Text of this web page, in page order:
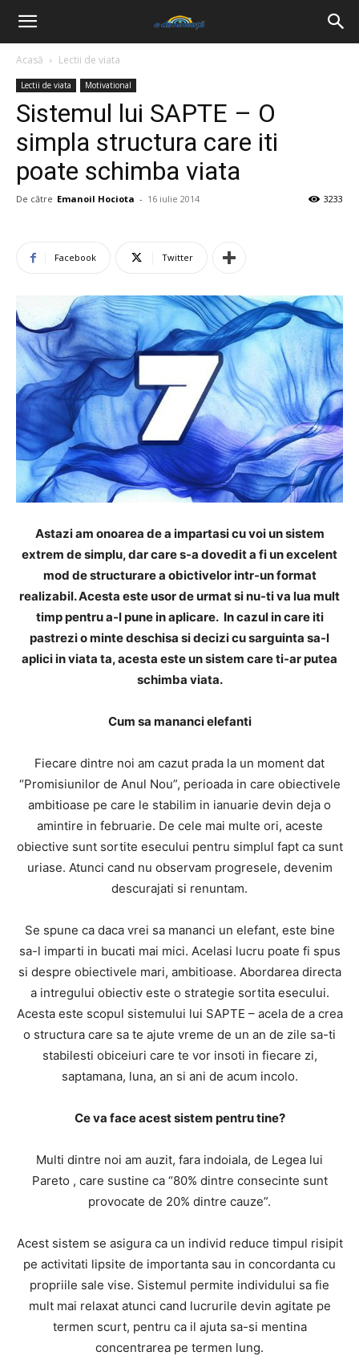
Acasă Lectii de viata
Lectii de viata Motivational
Sistemul lui SAPTE – O
simpla structura care iti
poate schimba viata
De către Emanoil Hociota - 16 iulie 2014 3233
Facebook Twitter
Astazi am onoarea de a impartasi cu voi un sistem
extrem de simplu, dar care s-a dovedit a fi un excelent
mod de structurare a obictivelor intr-un format
realizabil. Acesta este usor de urmat si nu-ti va lua mult
timp pentru a-l pune in aplicare. In cazul in care iti
pastrezi o minte deschisa si decizi cu sarguinta sa-l
aplici in viata ta, acesta este un sistem care ti-ar putea
schimba viata.
Cum sa mananci elefanti
Fiecare dintre noi am cazut prada la un moment dat
“Promisiunilor de Anul Nou”, perioada in care obiectivele
ambitioase pe care le stabilim in ianuarie devin deja o
amintire in februarie. De cele mai multe ori, aceste
obiective sunt sortite esecului pentru simplul fapt ca sunt
uriase. Atunci cand nu observam progresele, devenim
descurajati si renuntam.
Se spune ca daca vrei sa mananci un elefant, este bine
sa-l imparti in bucati mai mici. Acelasi lucru poate fi spus
si despre obiectivele mari, ambitioase. Abordarea directa
a intregului obiectiv este o strategie sortita esecului.
Acesta este scopul sistemului lui SAPTE – acela de a crea
o structura care sa te ajute vreme de un an de zile sa-ti
stabilesti obiceiuri care te vor insoti in fiecare zi,
saptamana, luna, an si ani de acum incolo.
Ce va face acest sistem pentru tine?
Multi dintre noi am auzit, fara indoiala, de Legea lui
Pareto , care sustine ca “80% dintre consecinte sunt
provocate de 20% dintre cauze”.
Acest sistem se asigura ca un individ reduce timpul risipit
pe activitati lipsite de importanta sau in concordanta cu
propriile sale vise. Sistemul permite individului sa fie
mult mai relaxat atunci cand lucrurile devin agitate pe
termen scurt, pentru ca il ajuta sa-si mentina
concentrarea pe termen lung.